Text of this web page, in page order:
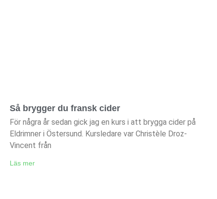
Så brygger du fransk cider
För några år sedan gick jag en kurs i att brygga cider på
Eldrimner i Östersund. Kursledare var Christèle Droz-
Vincent från
Läs mer